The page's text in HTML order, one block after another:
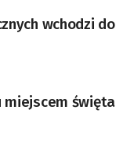
fizycznych,
ds.
PAN.
wchodzi do
miejscem święta